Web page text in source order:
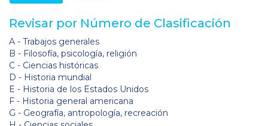
Revisar por Número de Clasificación
A - Trabajos generales
B - Filosofía, psicología, religión
C - Ciencias históricas
D - Historia mundial
E - Historia de los Estados Unidos
F - Historia general americana
G - Geografía, antropología, recreación